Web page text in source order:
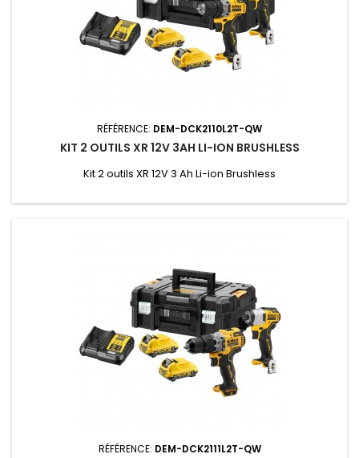
RÉFÉRENCE: DEM-DCK2110L2T-QW
KIT 2 OUTILS XR 12V 3AH LI-ION BRUSHLESS
Kit 2 outils XR 12V 3 Ah Li-ion Brushless
RÉFÉRENCE: DEM-DCK2111L2T-QW